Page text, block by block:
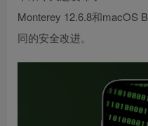
Monterey 12.6.8和macOS
同的安全改进。